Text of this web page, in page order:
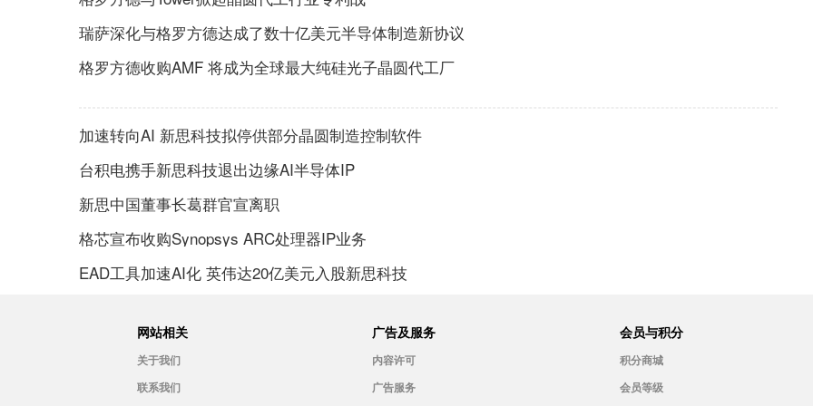
瑞萨深化与格罗方德达成了数十亿美元半导体制造新协议
格罗方德收购AMF 将成为全球最大纯硅光子晶圆代工厂
加速转向AI 新思科技拟停供部分晶圆制造控制软件
台积电携手新思科技退出边缘AI半导体IP
新思中国董事长葛群官宣离职
格芯宣布收购Synopsys ARC处理器IP业务
EAD工具加速AI化 英伟达20亿美元入股新思科技
网站相关
关于我们
联系我们
广告及服务
内容许可
广告服务
会员与积分
积分商城
会员等级